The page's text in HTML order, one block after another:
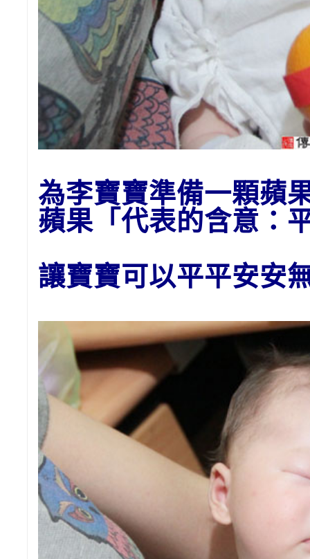
為李寶寶準備一顆蘋
蘋果「代表的含意：
讓寶寶可以平平安安